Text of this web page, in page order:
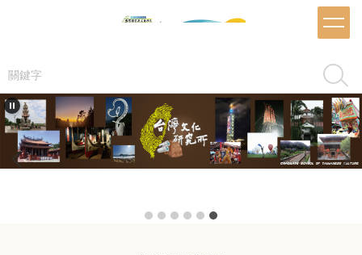
內
容
區
搜尋